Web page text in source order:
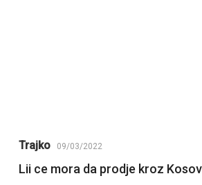
Trajko 09/03/2022
Lii ce mora da prodje kroz